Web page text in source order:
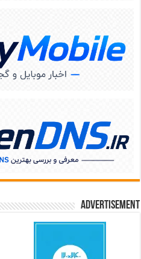
Advertisement